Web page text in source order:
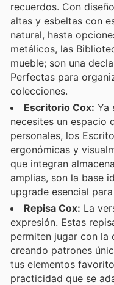
recuerdos. Con
altas y esbeltas con
natural, hasta
metálicos, las
mueble; son una
Perfectas para
colecciones.
Escritorio Cox: Ya
necesites un espacio
personales, los
ergonómicas y
que integran
amplias, son la base
upgrade esencial
Repisa Cox: La
expresión. Estas
permiten jugar con la
creando patrones
tus elementos
practicidad que se